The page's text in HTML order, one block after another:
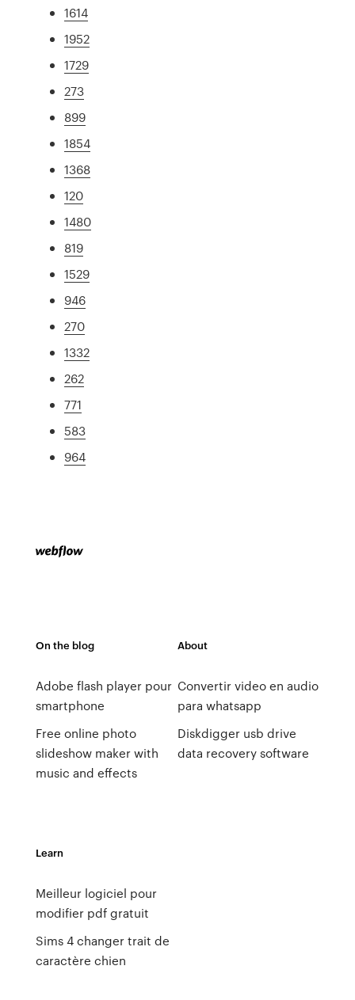
1614
1952
1729
273
899
1854
1368
120
1480
819
1529
946
270
1332
262
771
583
964
On the blog
Adobe flash player pour
smartphone
Free online photo
slideshow maker with
music and effects
About
Convertir video en audio
para whatsapp
Diskdigger usb drive
data recovery software
Learn
Meilleur logiciel pour
modifier pdf gratuit
Sims 4 changer trait de
caractère chien